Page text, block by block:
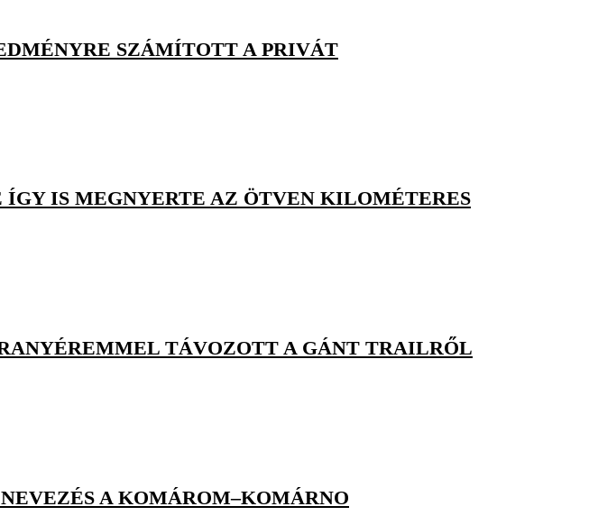
SZÁMÍTOTT A PRIVÁT
ÍGY IS MEGNYERTE AZ ÖTVEN KILOMÉTERES
TÁVOZOTT A GÁNT TRAILRŐL
A KOMÁROM–KOMÁRNO